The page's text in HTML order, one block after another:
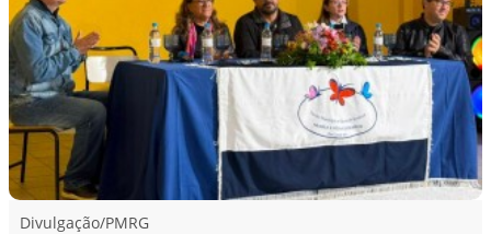
Divulgação/PMRG